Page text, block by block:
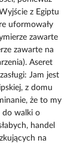
z Egiptu
uformowały
zawarte
zawarte na
Aseret
Jam jest
z domu
że to my
do walki o
handel
na